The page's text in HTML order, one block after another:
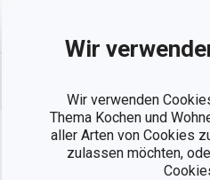
Wir
Wir verwenden
Thema Kochen und
aller Arten von Cookies
zulassen möchten,